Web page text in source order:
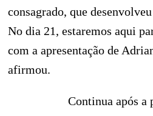
consagrado, que
No dia 21, estaremos aqui
com a apresentação de
afirmou.
Continua após a